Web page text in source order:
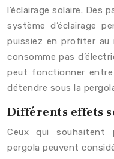
l’éclairage solaire. Des
système d’éclairage
puissiez en profiter au
consomme pas
peut fonctionner
détendre sous la
Différents effets
Ceux qui souhaitent
pergola peuvent